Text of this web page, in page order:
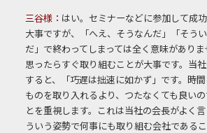
三谷様： はい。セミナーなどに参加して成
大事ですが、「へえ、そうなんだ」「そう
だ」で終わってしまっては全く意味があり
思ったらすぐ取り組むことが大事です。当
すると、「巧遅は拙速に如かず」です。時
ものを取り入れるより、つたなくても良い
とを重視します。これは当社の会長がよく
ういう姿勢で何事にも取り組む会社である